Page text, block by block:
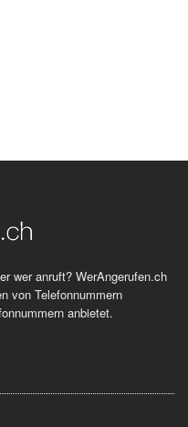
wer anruft? WerAngerufen.ch
von Telefonnummern
anbietet.